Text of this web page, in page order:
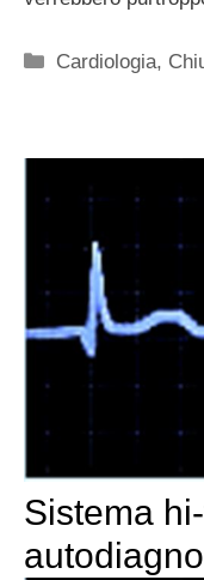
Categorie
Cardiologia,
Sistema